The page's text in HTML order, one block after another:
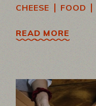
CHEESE | FOOD |
READ MORE